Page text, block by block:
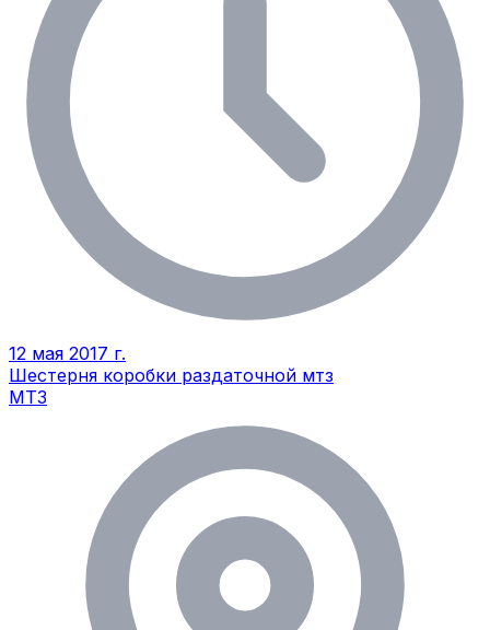
12 мая 2017 г.
Шестерня коробки раздаточной мтз
МТЗ